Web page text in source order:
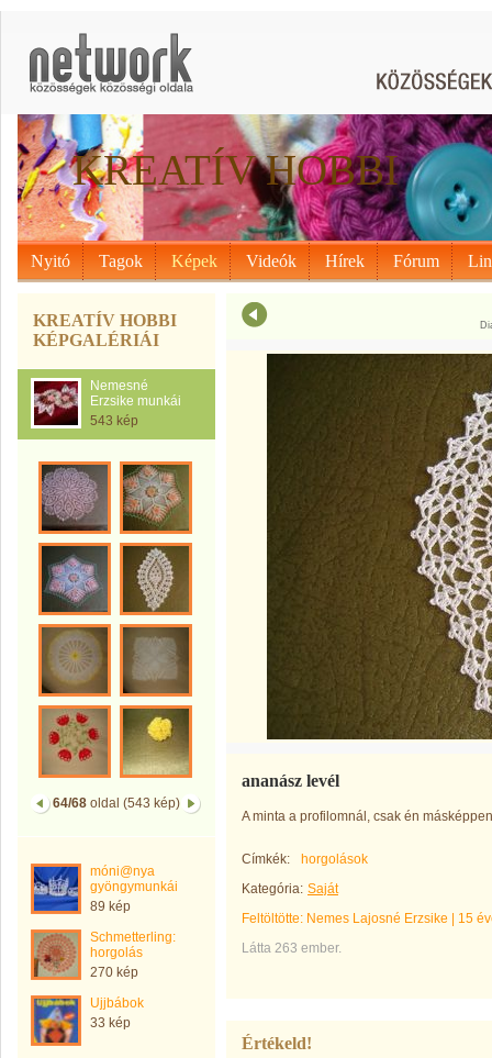
KREATÍV HOBBI
Nyitó Tagok Képek Videók Hírek Fórum
KREATÍV HOBBI
KÉPGALÉRIÁI
Nemesné
Erzsike munkái
543 kép
64/68 oldal (543 kép)
móni@nya
gyöngymunkái
89 kép
Schmetterling:
horgolás
270 kép
Ujjbábok
33 kép
ananász levél
A minta a profilomnál, csak én
Címkék:
horgolások
Kategória: Saját
Feltöltötte: Nemes Lajosné Erzsike
15
Látta 263 ember.
Értékeld!